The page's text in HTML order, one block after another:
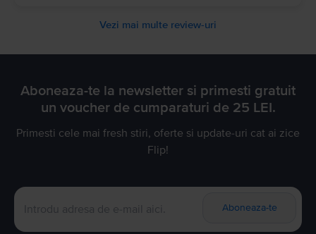
Vezi mai multe review-uri
Aboneaza-te la newsletter si primesti gratuit
un voucher de cumparaturi de 25 LEI.
Primesti cele mai fresh stiri, oferte si update-uri cat ai zice
Flip!
Aboneaza-te